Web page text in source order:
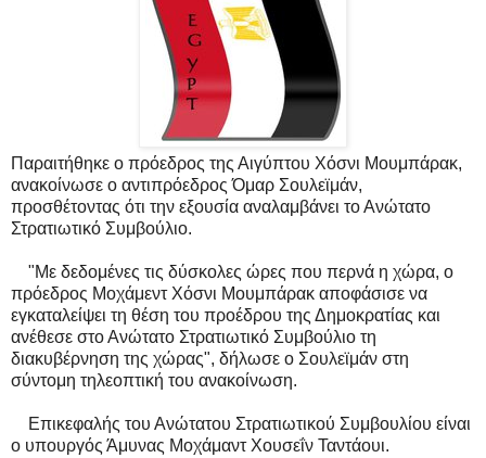
Παραιτήθηκε ο πρόεδρος της Αιγύπτου Χόσνι Μουμπάρακ,
ανακοίνωσε ο αντιπρόεδρος Όμαρ Σουλεϊμάν,
προσθέτοντας ότι την εξουσία αναλαμβάνει το Ανώτατο
Στρατιωτικό Συμβούλιο.
"Με δεδομένες τις δύσκολες ώρες που περνά η χώρα, ο
πρόεδρος Μοχάμεντ Χόσνι Μουμπάρακ αποφάσισε να
εγκαταλείψει τη θέση του προέδρου της Δημοκρατίας και
ανέθεσε στο Ανώτατο Στρατιωτικό Συμβούλιο τη
διακυβέρνηση της χώρας", δήλωσε ο Σουλεϊμάν στη
σύντομη τηλεοπτική του ανακοίνωση.
Επικεφαλής του Ανώτατου Στρατιωτικού Συμβουλίου είναι
ο υπουργός Άμυνας Μοχάμαντ Χουσεΐν Ταντάουι.